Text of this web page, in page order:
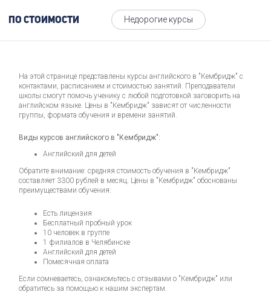
На этой странице представлены курсы английского в "Кембридж" с
контактами, расписанием и стоимостью занятий. Преподаватели
школы смогут помочь ученику с любой подготовкой заговорить на
английском языке. Цены в "Кембридж" зависят от численности
группы, формата обучения и времени занятий.
Виды курсов английского в "Кембридж":
Английский для детей
Обратите внимание: средняя стоимость обучения в "Кембридж"
составляет 3300 рублей в месяц. Цены в "Кембридж" обоснованы
преимуществами обучения:
Есть лицензия
Бесплатный пробный урок
10 человек в группе
1 филиалов в Челябинске
Английский для детей
Помесячная оплата
Если сомневаетесь, ознакомьтесь с отзывами о "Кембридж" или
обратитесь за помощью к нашим экспертам.
По стоимости Недорогие курсы